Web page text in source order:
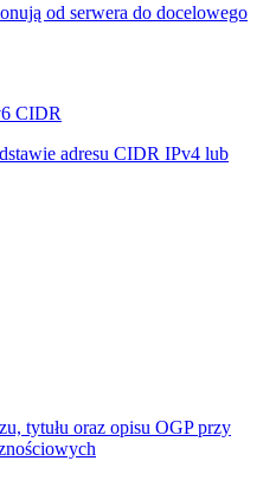
od serwera do docelowego
CIDR
adresu CIDR IPv4 lub
tytułu oraz opisu OGP przy